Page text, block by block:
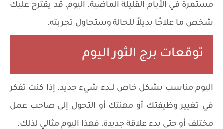
مستمرة في الأيام القليلة الماضية. اليوم، قد يقترح عليك
شخص ما علاجًا بديلاً للحالة وستحاول تجربته.
توقعات برج الثور اليوم
اليوم مناسب بشكل خاص لبدء شيء جديد. إذا كنت تفكر
في تغيير وظيفتك أو مهنتك أو التحول إلى صاحب عمل
مختلف أو حتى بدء علاقة جديدة، فهذا اليوم مثالي لذلك.